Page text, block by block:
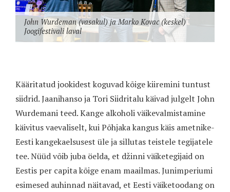
John Wurdeman (vasakul) ja Marko Kovac (keskel)
Joogifestivali laval
Kääritatud jookidest koguvad kõige kiiremini tuntust
siidrid. Jaanihanso ja Tori Siidritalu käivad julgelt John
Wurdemani teed. Kange alkoholi väikevalmistamine
käivitus vaevaliselt, kui Põhjaka kangus käis ametnike-
Eesti kangekaelsusest üle ja sillutas teistele tegijatele
tee. Nüüd võib juba öelda, et džinni väiketegijaid on
Eestis per capita kõige enam maailmas. Junimperiumi
esimesed auhinnad näitavad, et Eesti väiketoodang on